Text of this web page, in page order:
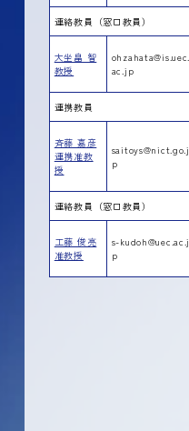
連絡教員（窓口教員）
大坐畠 智
教授
ohzahata@is.uec.
ac.jp
連携教員
斉藤 嘉彦
連携准教
授
saitoys@nict.go.j
p
連絡教員（窓口教員）
工藤 俊亮
准教授
s-kudoh@uec.ac.j
p